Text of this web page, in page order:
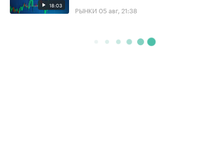
18:03 РЫНКИ 05 авг, 21:38